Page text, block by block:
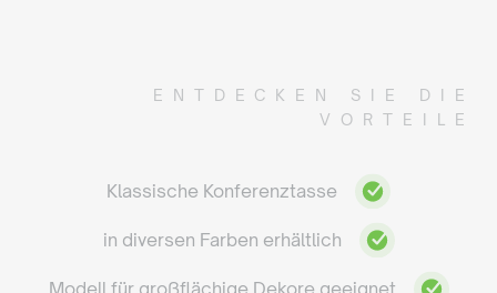
ENTDECKEN SIE DIE
VORTEILE
Klassische Konferenztasse
in diversen Farben erhältlich
Modell für großflächige Dekore geeignet